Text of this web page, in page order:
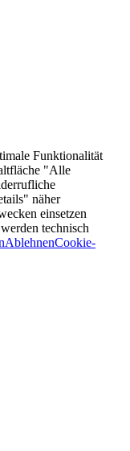
Funktionalität
"Alle
näher
einsetzen
technisch
AblehnenCookie-